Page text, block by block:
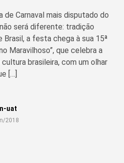
de Carnaval mais disputado do
será diferente: tradição
Brasil, a festa chega à sua 15ª
Maravilhoso”, que celebra a
brasileira, com um olhar
[…]
uat
2018